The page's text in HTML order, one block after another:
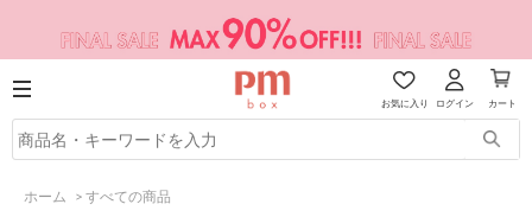
お気に入り ログイン カート
ホーム > すべての商品